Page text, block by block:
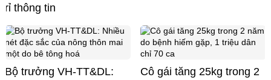
rỉ thông tin
Bộ trưởng VH-TT&DL:
Cô gái tăng 25kg trong 2